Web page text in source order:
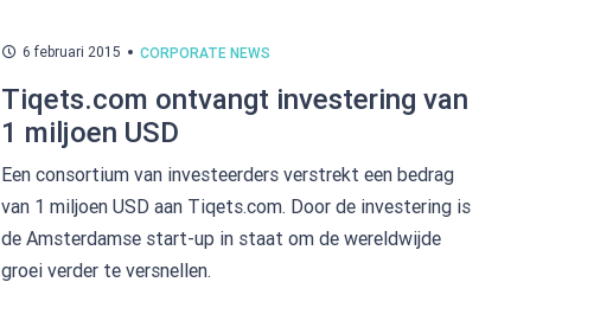
6 februari 2015 CORPORATE NEWS
Tiqets.com ontvangt investering van
1 miljoen USD
Een consortium van investeerders verstrekt een bedrag
van 1 miljoen USD aan Tiqets.com. Door de investering is
de Amsterdamse start-up in staat om de wereldwijde
groei verder te versnellen.